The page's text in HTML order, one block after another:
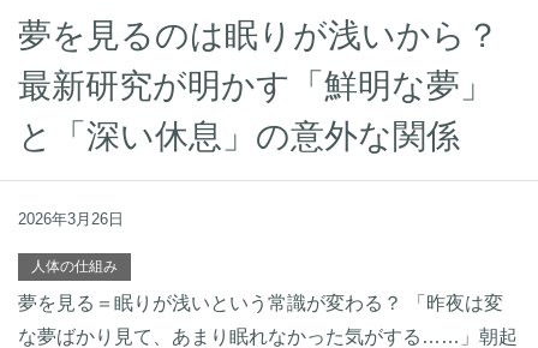
夢を見るのは眠りが浅いから？
最新研究が明かす「鮮明な夢」
と「深い休息」の意外な関係
2026年3月26日
人体の仕組み
夢を見る＝眠りが浅いという常識が変わる？ 「昨夜は変
な夢ばかり見て、あまり眠れなかった気がする……」朝起